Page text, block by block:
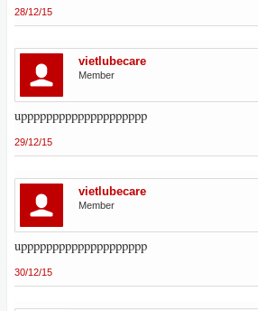
28/12/15
vietlubecare
Member
upppppppppppppppppppp
29/12/15
vietlubecare
Member
upppppppppppppppppppp
30/12/15